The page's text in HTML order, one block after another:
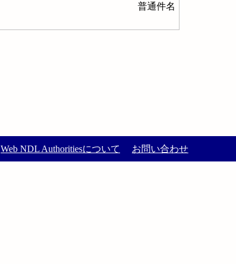
普通件名
Web NDL Authoritiesについて お問い合わせ